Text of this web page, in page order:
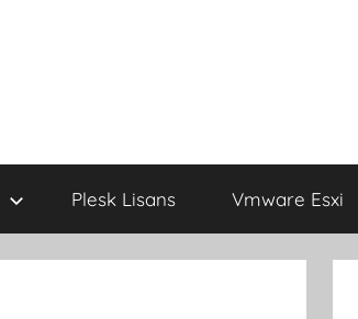
Plesk Lisans Vmware Esxi